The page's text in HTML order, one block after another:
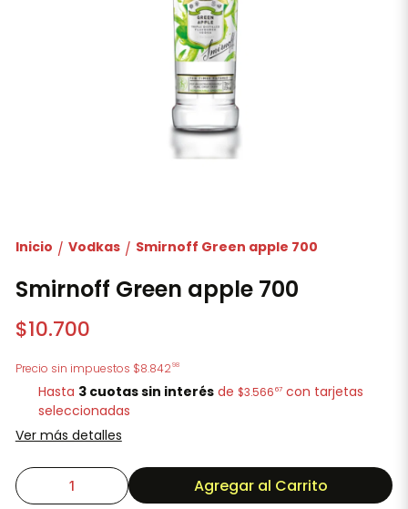
Inicio / Vodkas / Smirnoff Green apple 700
Smirnoff Green apple 700
$10.700
Precio sin impuestos $8.84298
Hasta 3 cuotas sin interés de $3.56667 con tarjetas
seleccionadas
Ver más detalles
Agregar al Carrito